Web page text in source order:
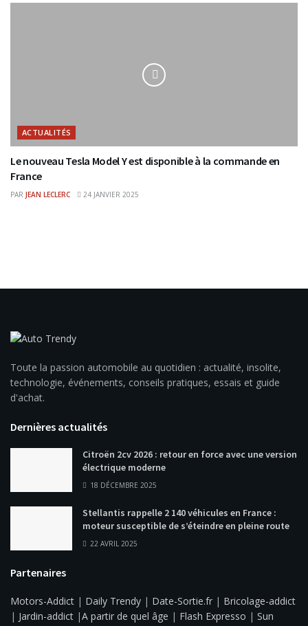
ACTUALITÉS
Le nouveau Tesla Model Y est disponible à la commande en
France
PAR JEAN LECLERC 24 JANVIER 2025
Toute la passion automobile au quotidien : actualité, insolite,
technologie, événements, conseils pratiques, essais et guide
d'achat.
Dernières actualités
Citroën 2cv 2026 : retour en force avec une version
électrique moderne
18 DÉCEMBRE 2025
Stellantis rappelle 2 140 véhicules en France :
moteur susceptible de s’éteindre en pleine route
22 AVRIL 2025
Partenaires
Motors-Addict | Daily Trendy | Date-Sortie.fr | Bricolage-addict
| Jardin-addict |A partir de quel âge | Flash Expresso | Sun